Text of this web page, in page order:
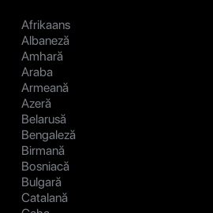
Afrikaans
Albaneză
Amhară
Araba
Armeană
Azeră
Belarusă
Bengaleză
Birmană
Bosniacă
Bulgară
Catalană